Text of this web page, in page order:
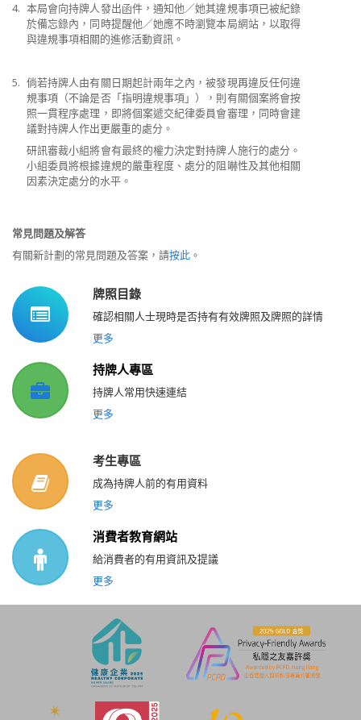
4. 本局會向持牌人發出函件，通知他／她其違規事項已被紀錄
於備忘錄內，同時提醒他／她應不時瀏覽本局網站，以取得
與違規事項相關的進修活動資訊。
5. 倘若持牌人由有關日期起計兩年之內，被發現再違反任何違
規事項（不論是否「指明違規事項」），則有關個案將會按
照一貫程序處理，即將個案遞交紀律委員會審理，同時會建
議對持牌人作出更嚴重的處分。
研訊審裁小組將會有最終的權力決定對持牌人施行的處分。
小組委員將根據違規的嚴重程度、處分的阻嚇性及其他相關
因素決定處分的水平。
常見問題及解答
有關新計劃的常見問題及答案，請按此 。
牌照目錄
確認相關人士現時是否持有有效牌照及牌照的詳情
更多
持牌人專區
持牌人常用快速連結
更多
考生專區
成為持牌人前的有用資料
更多
消費者教育網站
給消費者的有用資訊及提議
更多